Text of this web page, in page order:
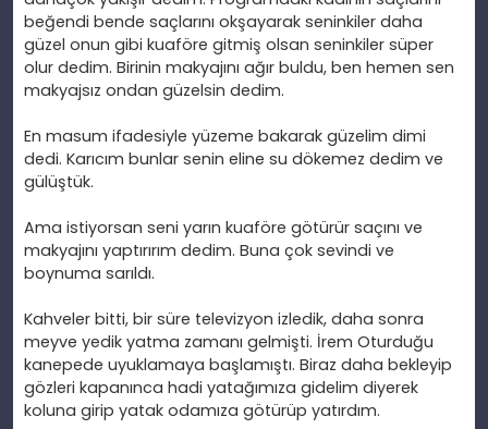
beğendi bende saçlarını okşayarak seninkiler daha
güzel onun gibi kuaföre gitmiş olsan seninkiler süper
olur dedim. Birinin makyajını ağır buldu, ben hemen sen
makyajsız ondan güzelsin dedim.
En masum ifadesiyle yüzeme bakarak güzelim dimi
dedi. Karıcım bunlar senin eline su dökemez dedim ve
gülüştük.
Ama istiyorsan seni yarın kuaföre götürür saçını ve
makyajını yaptırırım dedim. Buna çok sevindi ve
boynuma sarıldı.
Kahveler bitti, bir süre televizyon izledik, daha sonra
meyve yedik yatma zamanı gelmişti. İrem Oturduğu
kanepede uyuklamaya başlamıştı. Biraz daha bekleyip
gözleri kapanınca hadi yatağımıza gidelim diyerek
koluna girip yatak odamıza götürüp yatırdım.